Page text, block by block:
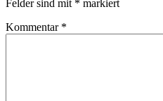
Felder sind mit * markiert
Kommentar *